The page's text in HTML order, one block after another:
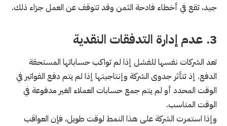
جيد، تقع في أخطاء فادحة الثمن وقد تتوقف عن العمل جرَاء ذلك.
3. عدم إدارة التدفقات النقدية
تعد الشركات نفسها للفشل إذا لم تواكب حساباتها المستحقة
الدفع. إذ تتأثر جدوى الشركة وإنتاجيتها إذا لم يتم دفع الفواتير في
الوقت المحدد أو لم يتم جمع حسابات العملاء الغير مدفوعة في
الوقت المناسب.
وإذا استمرت الشركة على هذا النمط لوقت طويل، فإن العواقب